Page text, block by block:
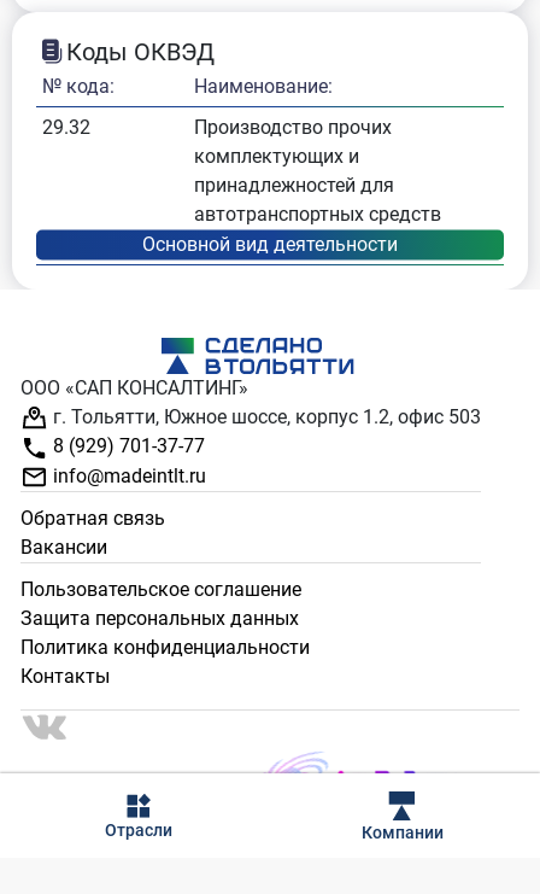
Коды ОКВЭД
№ кода:
Наименование:
29.32
Производство прочих
комплектующих и
принадлежностей для
автотранспортных средств
Отрасли Компании
ООО «САП КОНСАЛТИНГ»
г. Тольятти, Южное шоссе, корпус 1.2, офис 503
8 (929) 701-37-77
info@madeintlt.ru
Обратная связь
Вакансии
Пользовательское соглашение
Защита персональных данных
Политика конфиденциальности
Контакты
2024 - 2025 © Сделано в Тольятти. Все права защищены.